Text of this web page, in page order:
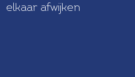
elkaar afwijken